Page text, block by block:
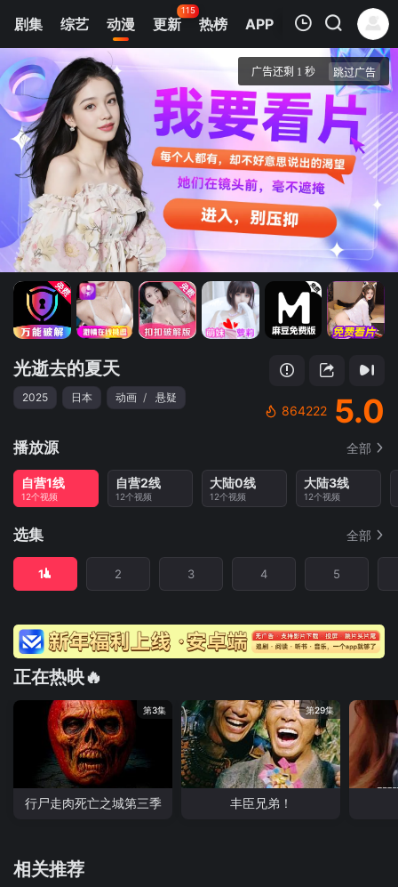
剧集 综艺 动漫 更新
115
热榜 APP
我的观影记录
1
光逝去的夏天
清空
光逝去的夏天
2025 日本 动画 / 悬疑
864222 5.0
播放源 全部
自营1线
12个视频
自营2线
12个视频
大陆0线
12个视频
大陆3线
12个视频
选集 全部
1 2 3 4 5
正在热映🔥
第3集
行尸走肉死亡之城第三季
第29集
丰臣兄弟！
相关推荐